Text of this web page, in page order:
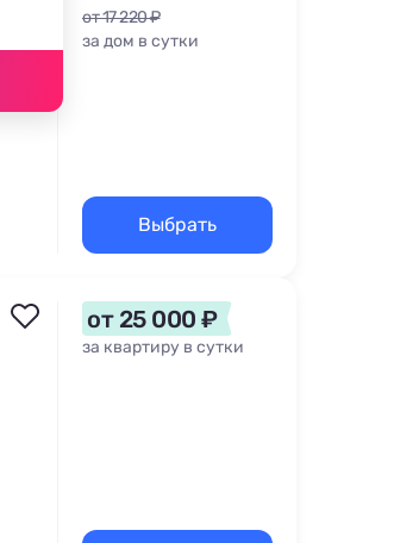
Сначала дороже
Ближе к морю
от 17 220 ₽
за дом в сутки
Выбрать
от 25 000 ₽
за квартиру в сутки